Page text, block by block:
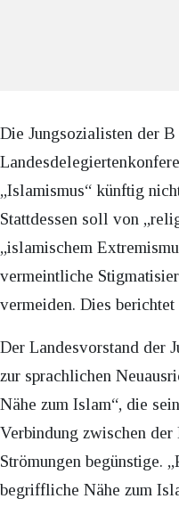
Die Jungsozialisten der
„Islamismus“ künftig
Stattdessen soll von
„islamischem
vermeintliche
vermeiden. Dies berichtet
Der Landesvorstand der
zur sprachlichen
Nähe zum Islam“, die
Verbindung zwischen
Strömungen begünstige.
begriffliche Nähe zum